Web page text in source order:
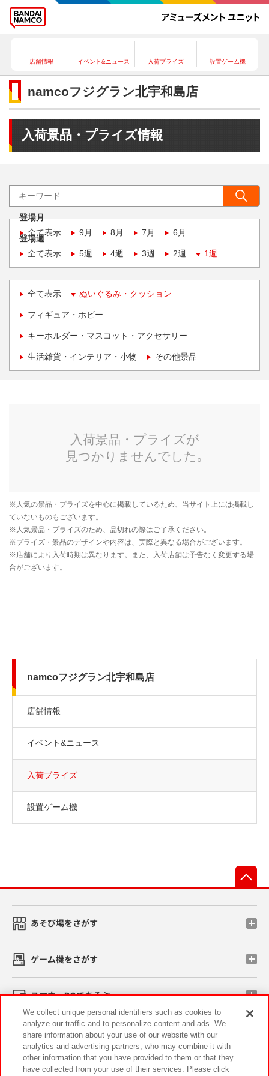
店舗情報 イベント&ニュース 入荷プライズ 設置ゲーム機
namcoフジグラン北宇和島店
入荷景品・プライズ情報
登場月
全て表示
9月 8月 7月 6月
登場週
全て表示
5週 4週 3週 2週 1週
全て表示 ぬいぐるみ・クッション
フィギュア・ホビー
キーホルダー・マスコット・アクセサリー
生活雑貨・インテリア・小物 その他景品
namcoフジグラン北宇和島店
店舗情報
イベント&ニュース
入荷プライズ
設置ゲーム機
あそび場をさがす
ゲーム機をさがす
スマホ・PCであそぶ
イベント・キャンペーン
We collect unique personal identifiers such as cookies to
analyze our traffic and to personalize content and ads. We
share information about your use of our website with our
analytics and advertising partners, who may combine it with
other information that you have provided to them or that they
have collected from your use of their services. Please click